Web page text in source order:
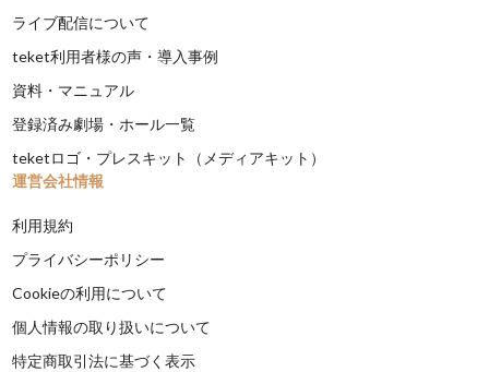
ライブ配信について
teket利用者様の声・導入事例
資料・マニュアル
登録済み劇場・ホール一覧
teketロゴ・プレスキット（メディアキット）
運営会社情報
利用規約
プライバシーポリシー
Cookieの利用について
個人情報の取り扱いについて
特定商取引法に基づく表示